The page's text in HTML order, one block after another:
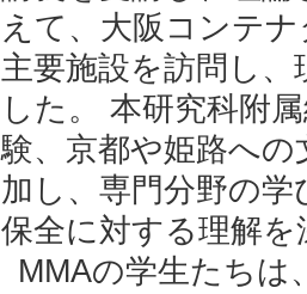
えて、大阪コンテ
主要施設を訪問し
した。 本研究科附
験、京都や姫路へ
加し、専門分野の
保全に対する理解
MMAの学生たちは